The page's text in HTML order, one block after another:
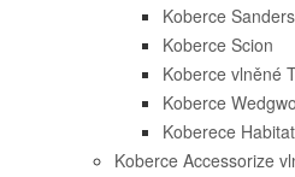
Koberce
Koberce Scion
Koberce vlněné
Koberce
Koberece
Koberce Accessorize